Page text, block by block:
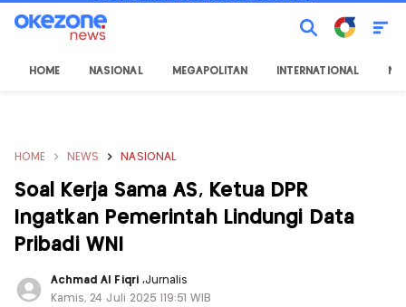
HOME NASIONAL MEGAPOLITAN INTERNATIONAL
HOME NEWS NASIONAL
Soal Kerja Sama AS, Ketua DPR
Ingatkan Pemerintah Lindungi Data
Pribadi WNI
Achmad Al Fiqri ,Jurnalis
Kamis, 24 Juli 2025 |19:51 WIB